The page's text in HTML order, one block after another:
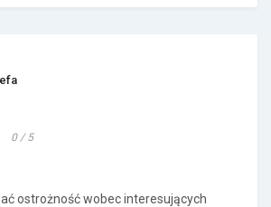
0 / 5
ostrożność wobec interesujących